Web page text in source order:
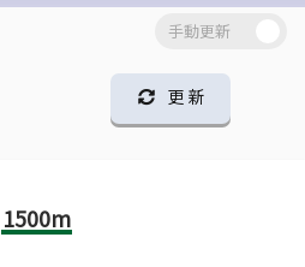
更 新
1500m